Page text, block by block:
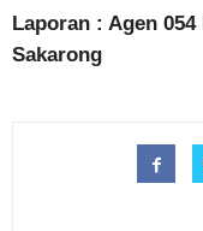
Laporan : Agen
Sakarong